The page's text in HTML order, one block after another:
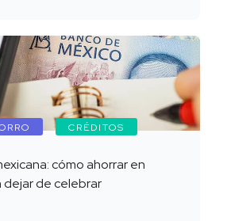
CRÉDITOS
cómo ahorrar en
dejar de celebrar